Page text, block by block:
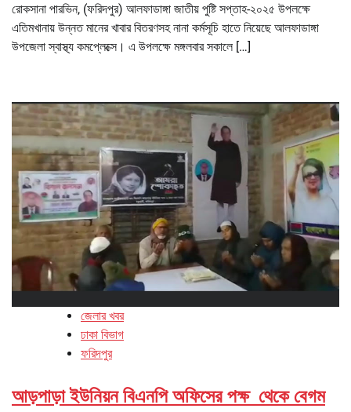
রোকসানা পারভিন, (ফরিদপুর) আলফাডাঙ্গা জাতীয় পুষ্টি সপ্তাহ-২০২৫ উপলক্ষে
এতিমখানায় উন্নত মানের খাবার বিতরণসহ নানা কর্মসূচি হাতে নিয়েছে আলফাডাঙ্গা
উপজেলা স্বাস্থ্য কমপ্লেক্সে। এ উপলক্ষে মঙ্গলবার সকালে […]
জেলার খবর
ঢাকা বিভাগ
ফরিদপুর
আড়পাড়া ইউনিয়ন বিএনপি অফিসের পক্ষ থেকে বেগম